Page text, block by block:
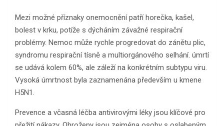
Mezi možné příznaky onemocnění patří horečka, kašel,
bolest v krku, potíže s dýcháním závažné respirační
problémy. Nemoc může rychle progredovat do zánětu plic,
syndromu respirační tísně a multiorgánového selhání. úmrtí
se udává kolem 60%, ale záleží na konkrétním subtypu viru.
Vysoká úmrtnost byla zaznamenána především u kmene
H5N1.
Prevence a včasná léčba antivirovými léky jsou klíčové pro